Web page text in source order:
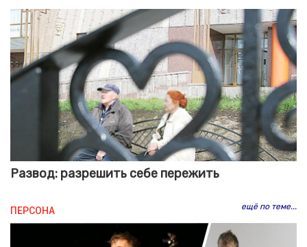
Развод: разрешить себе пережить
ещё по теме...
ПЕРСОНА